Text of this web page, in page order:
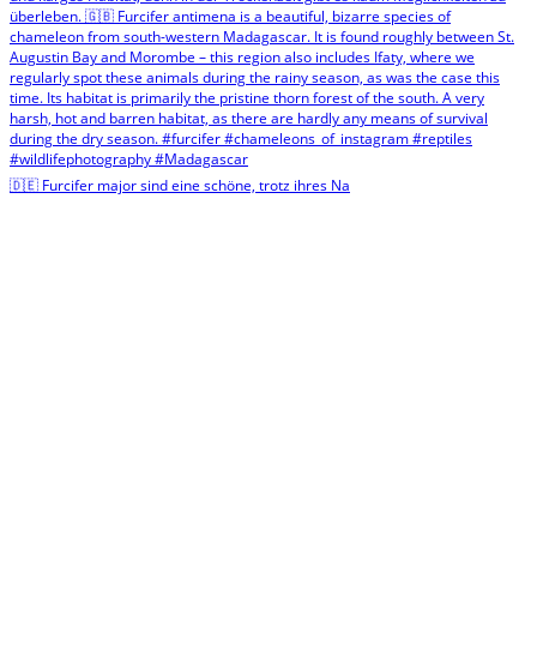
🇩🇪 Furcifer major sind eine schöne, trotz ihres Na